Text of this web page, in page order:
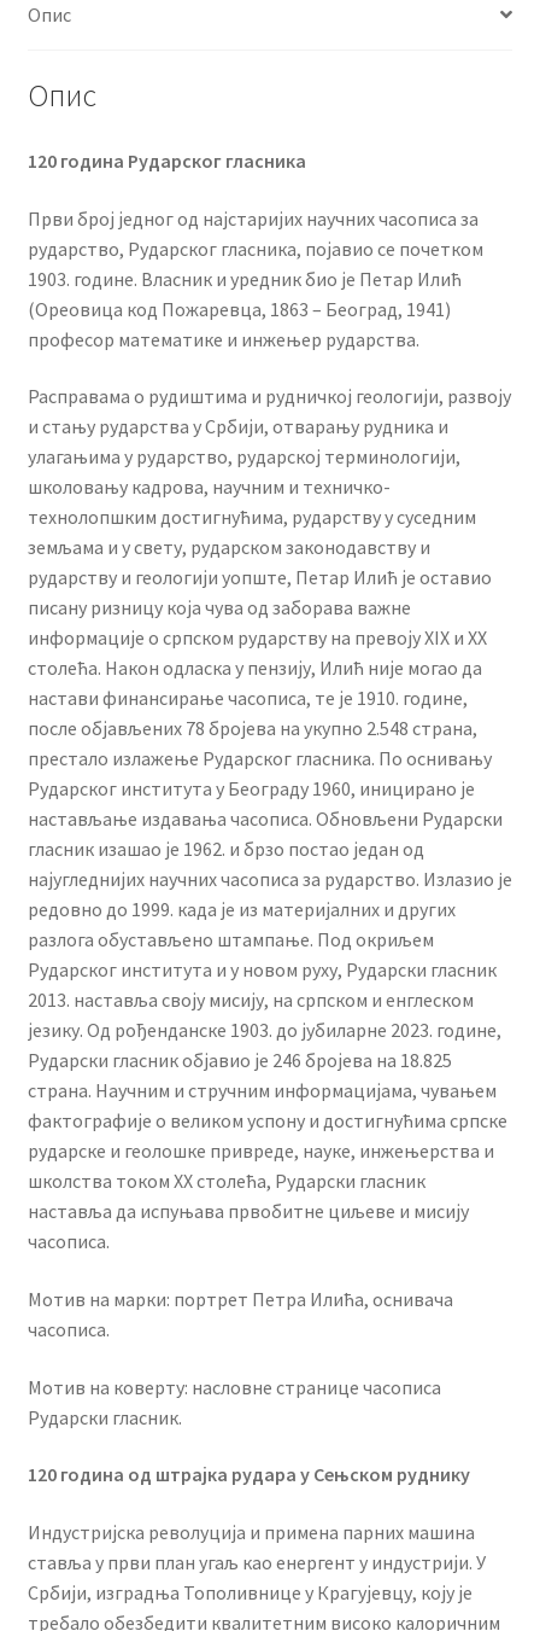
Опис
Опис
120 година Рударског гласника
Први број једног од најстаријих научних часописа за
рударство, Рударског гласника, појавио се почетком
1903. године. Власник и уредник био је Петар Илић
(Ореовица код Пожаревца, 1863 – Београд, 1941)
професор математике и инжењер рударства.
Расправама о рудиштима и рудничкој геологији, развоју
и стању рударства у Србији, отварању рудника и
улагањима у рударство, рударској терминологији,
школовању кадрова, научним и техничко-
технолопшким достигнућима, рударству у суседним
земљама и у свету, рударском законодавству и
рударству и геологији уопште, Петар Илић је оставио
писану ризницу која чува од заборава важне
информације о српском рударству на превоју XIX и XX
столећа. Након одласка у пензију, Илић није могао да
настави финансирање часописа, те је 1910. године,
после објављених 78 бројева на укупно 2.548 страна,
престало излажење Рударског гласника. По оснивању
Рударског института у Београду 1960, инициранo је
настављање издавања часописа. Обновљени Рударски
гласник изашао је 1962. и брзо постао један од
најугледнијих научних часописа за рударство. Излазио je
редовно до 1999. када је из материјалних и других
разлога обустављено штампање. Под окриљем
Рударског института и у новом руху, Рударски гласник
2013. наставља своју мисију, на српском и енглеском
језику. Од рођенданске 1903. до јубиларне 2023. године,
Рударски гласник објавио је 246 бројева на 18.825
страна. Научним и стручним информацијама, чувањем
фактографије о великом успону и достигнућима српске
рударске и геолошке привреде, науке, инжењерства и
школства током ХХ столећа, Рударски гласник
наставља да испуњава првобитне циљеве и мисију
часописа.
Мотив на марки: портрет Петра Илића, оснивача
часописа.
Мотив на коверту: насловне странице часописа
Рударски гласник.
120 година од штрајка рудара у Сењском руднику
Индустријска револуција и примена парних машина
ставља у први план угаљ као енергент у индустрији. У
Србији, изградња Тополивнице у Крагујевцу, коју је
требало обезбедити квалитетним високо калоричним